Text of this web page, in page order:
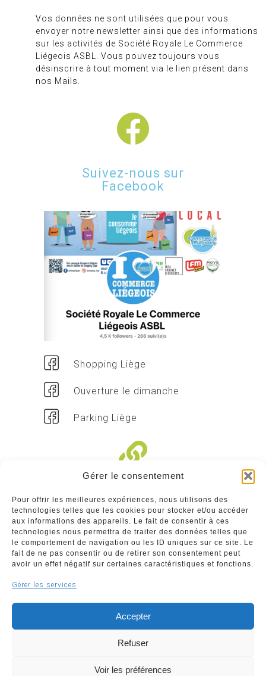
Gérer le consentement
Pour offrir les meilleures expériences, nous utilisons des
technologies telles que les cookies pour stocker et/ou accéder
aux informations des appareils. Le fait de consentir à ces
technologies nous permettra de traiter des données telles que
le comportement de navigation ou les ID uniques sur ce site. Le
fait de ne pas consentir ou de retirer son consentement peut
avoir un effet négatif sur certaines caractéristiques et fonctions.
Gérer les services
Accepter
Refuser
Voir les préférences
Vos données ne sont utilisées que pour vous
envoyer notre newsletter ainsi que des informations
sur les activités de Société Royale Le Commerce
Liégeois ASBL. Vous pouvez toujours vous
désinscrire à tout moment via le lien présent dans
nos Mails.
Suivez-nous sur
Facebook
Shopping Liège
Ouverture le dimanche
Parking Liège
Commerçants
Annuaire des commerçants : insérez gratuitement
votre activité dans notre annuaire sur notre site ci-
dessous
Copyright © 2026 Société Royale Le Commerce Liégeois